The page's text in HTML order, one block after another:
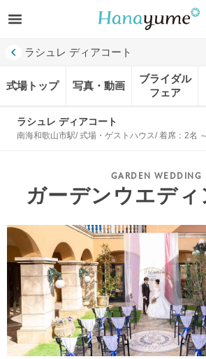
ラシュレ ディアコート
式場トップ 写真・動画
ブライダル
フェア
ラシュレ ディアコート
南海和歌山市駅/ 式場・ゲストハウス/ 着席：2名
ガーデンウエデ